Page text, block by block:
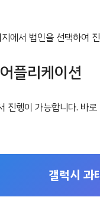
에서 법인을 선택하여
플리케이션
진행이 가능합니다. 바
갤럭시 과